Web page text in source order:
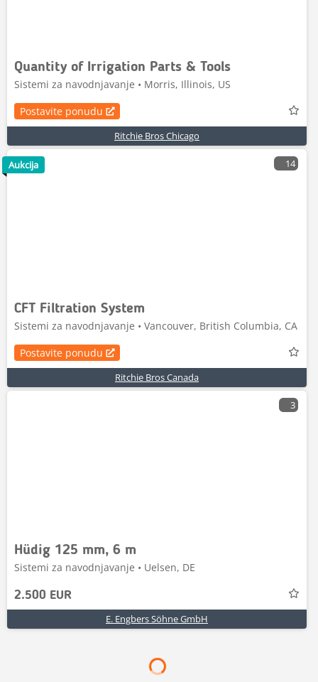
Quantity of Irrigation Parts & Tools
Sistemi za navodnjavanje • Morris, Illinois, US
Postavite ponudu
Ritchie Bros Chicago
14
CFT Filtration System
Sistemi za navodnjavanje • Vancouver, British Columbia, CA
Postavite ponudu
Ritchie Bros Canada
Aukcija
3
Hüdig 125 mm, 6 m
Sistemi za navodnjavanje • Uelsen, DE
2.500 EUR
E. Engbers Söhne GmbH